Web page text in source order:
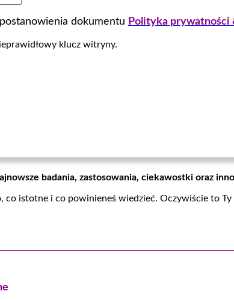
dokumentu Polityka prywatności
klucz witryny.
badania, zastosowania, ciekawostki oraz
co istotne i co powinieneś wiedzieć. Oczywiście to